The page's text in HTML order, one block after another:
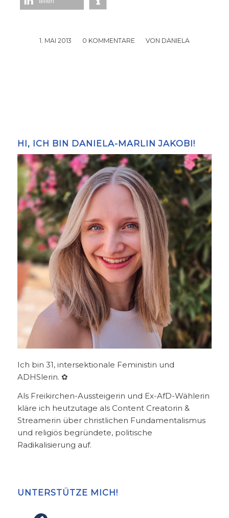
1. MAI 2013
/ 0 KOMMENTARE
/ VON DANIELA
HI, ICH BIN DANIELA-MARLIN JAKOBI!
Ich bin 31, intersektionale Feministin und
ADHSlerin. ✿
Als Freikirchen-Aussteigerin und Ex-AfD-Wählerin
kläre ich heutzutage als Content Creatorin &
Streamerin über christlichen Fundamentalismus
und religiös begründete, politische
Radikalisierung auf.
UNTERSTÜTZE MICH!